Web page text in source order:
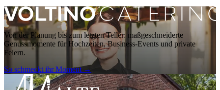
Von der Planung bis zum letzten Teller: maßgeschneiderte
Genussmomente für Hochzeiten, Business-Events und private
Feiern.
So schmeckt ihr Moment →